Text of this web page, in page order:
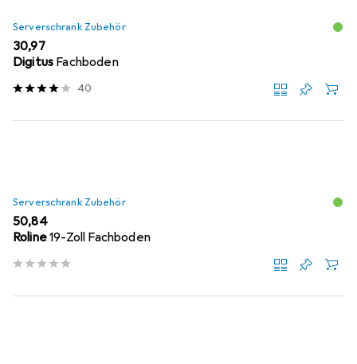
Serverschrank Zubehör
EUR
30,97
Digitus Fachboden
40
Serverschrank Zubehör
EUR
50,84
Roline19-Zoll Fachboden